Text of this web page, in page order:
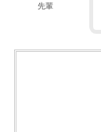
先輩